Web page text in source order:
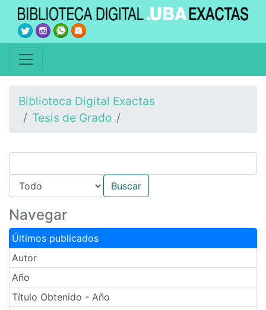
Biblioteca Digital Exactas
Tesis de Grado
Navegar
Últimos publicados
Autor
Año
Título Obtenido - Año